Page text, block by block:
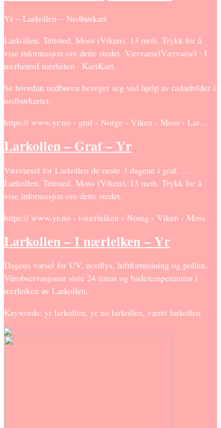
Yr – Larkollen – Nedbørkart
Larkollen. Tettsted, Moss (Viken), 13 moh. Trykk for å
vise informasjon om dette stedet. VærvarselVærvarsel · I
nærhetenI nærheten · KartKart.
Se hvordan nedbøren beveger seg ved hjelp av radarbilder i
nedbørkartet.
https:// www.yr.no › graf › Norge › Viken › Moss › Lar…
Larkollen – Graf – Yr
Værvarsel for Larkollen de neste 3 dagene i graf. …
Larkollen. Tettsted, Moss (Viken), 13 moh. Trykk for å
vise informasjon om dette stedet.
https:// www.yr.no › i-nærleiken › Noreg › Viken › Moss
Larkollen – I nærleiken – Yr
Dagens varsel for UV, nordlys, luftforureining og pollen.
Vêrobservasjonar siste 24 timar og badetemperaturar i
nærleiken av Larkollen.
Keywords: yr larkollen, yr no larkollen, været larkollen